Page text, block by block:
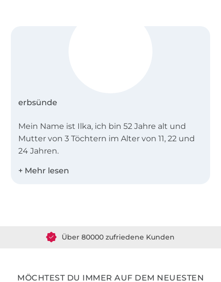
erbsünde
Mein Name ist Ilka, ich bin 52 Jahre alt und
Mutter von 3 Töchtern im Alter von 11, 22 und
24 Jahren.
Seit 2013 entwickle ich gemeinsam mit einer
und zu zeigen, dass Schönheit keine
Wandlungsfähigkeit der Schnitte durch
MÖCHTEST DU IMMER AUF DEM NEUESTEN